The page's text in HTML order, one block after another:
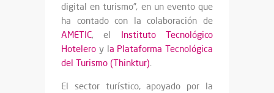
digital en turismo”, en un evento que
ha contado con la colaboración de
AMETIC, el Instituto Tecnológico
Hotelero y la Plataforma Tecnológica
del Turismo (Thinktur).
El sector turístico, apoyado por la